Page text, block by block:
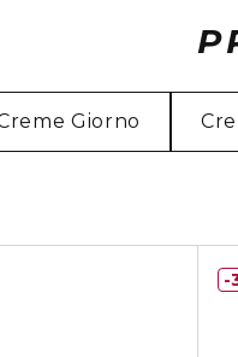
Giorno